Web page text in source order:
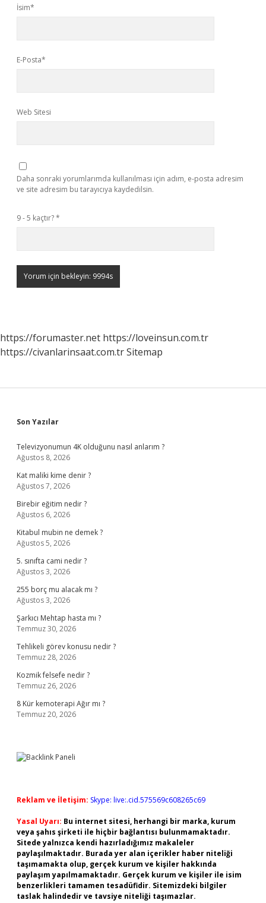
İsim*
E-Posta*
Web Sitesi
Daha sonraki yorumlarımda kullanılması için adım, e-posta adresim
ve site adresim bu tarayıcıya kaydedilsin.
9 - 5 kaçtır?*
https://forumaster.net https://loveinsun.com.tr
https://civanlarinsaat.com.trSitemap
Sidebar
Son Yazılar
Televizyonumun 4K olduğunu nasıl anlarım ?
Ağustos 8, 2026
Kat maliki kime denir ?
Ağustos 7, 2026
Birebir eğitim nedir ?
Ağustos 6, 2026
Kitabul mubin ne demek ?
Ağustos 5, 2026
5. sınıfta cami nedir ?
Ağustos 3, 2026
255 borç mu alacak mı ?
Ağustos 3, 2026
Şarkıcı Mehtap hasta mı ?
Temmuz 30, 2026
Tehlikeli görev konusu nedir ?
Temmuz 28, 2026
Kozmik felsefe nedir ?
Temmuz 26, 2026
8 Kür kemoterapi Ağır mı ?
Temmuz 20, 2026
Reklam ve İletişim: Skype: live:.cid.575569c608265c69
Yasal Uyarı: Bu internet sitesi, herhangi bir marka, kurum
veya şahıs şirketi ile hiçbir bağlantısı bulunmamaktadır.
Sitede yalnızca kendi hazırladığımız makaleler
paylaşılmaktadır. Burada yer alan içerikler haber niteliği
taşımamakta olup, gerçek kurum ve kişiler hakkında
paylaşım yapılmamaktadır. Gerçek kurum ve kişiler ile isim
benzerlikleri tamamen tesadüfidir. Sitemizdeki bilgiler
taslak halindedir ve tavsiye niteliği taşımazlar.